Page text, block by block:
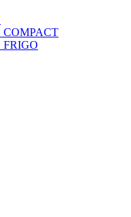
COMPACT
FRIGO